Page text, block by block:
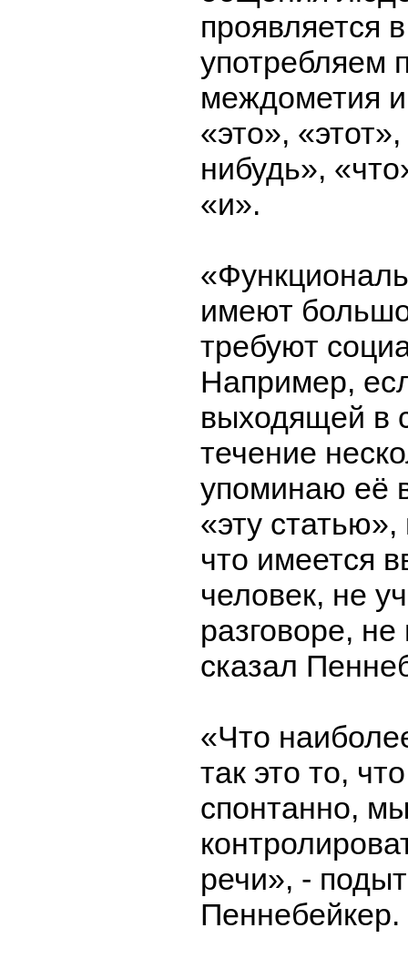
проявляется
употребляем
междометия и
«это»,
нибудь»,
«и».
имеют
требуют
Например,
выходящей в
течение
упоминаю её
«эту
что имеется
человек, не
разговоре,
сказал
«Что
так это то,
спонтанно,
речи», -
Пеннебейкер.